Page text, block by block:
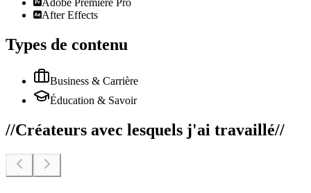
Adobe Premiere Pro
After Effects
Types de contenu
Business & Carrière
Éducation & Savoir
//Créateurs avec lesquels j'ai travaillé//